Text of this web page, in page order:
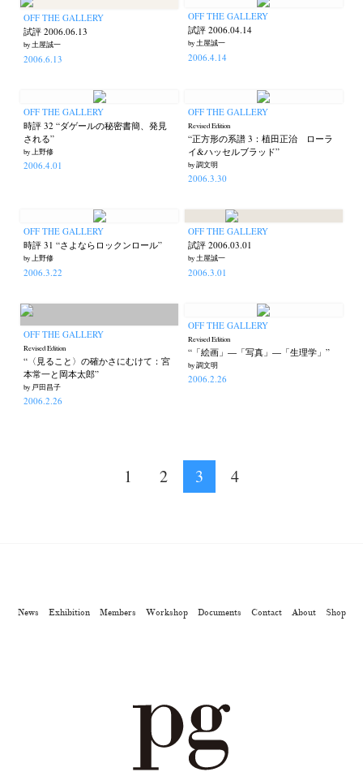
OFF THE GALLERY
試評 2006.06.13
by 土屋誠一
2006.6.13
OFF THE GALLERY
試評 2006.04.14
by 土屋誠一
2006.4.14
OFF THE GALLERY
時評 32 “ダゲールの秘密書簡、発見
される”
by 上野修
2006.4.01
OFF THE GALLERY
Revised Edition
“正方形の系譜 3：植田正治 ローラ
イ&ハッセルブラッド”
by 調文明
2006.3.30
OFF THE GALLERY
時評 31 “さよならロックンロール”
by 上野修
2006.3.22
OFF THE GALLERY
試評 2006.03.01
by 土屋誠一
2006.3.01
OFF THE GALLERY
Revised Edition
“〈見ること〉の確かさにむけて：宮
本常一と岡本太郎”
by 戸田昌子
2006.2.26
OFF THE GALLERY
Revised Edition
“「絵画」―「写真」―「生理学」”
by 調文明
2006.2.26
1 2 3 4
News Exhibition Members Workshop Documents Contact About Shop